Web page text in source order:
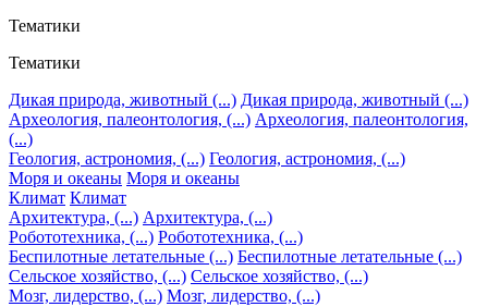
Тематики
Тематики
Дикая природа, животный (...) Дикая природа, животный (...)
Археология, палеонтология, (...) Археология, палеонтология,
(...)
Геология, астрономия, (...) Геология, астрономия, (...)
Моря и океаны Моря и океаны
Климат Климат
Архитектура, (...) Архитектура, (...)
Робототехника, (...) Робототехника, (...)
Беспилотные летательные (...) Беспилотные летательные (...)
Сельское хозяйство, (...) Сельское хозяйство, (...)
Мозг, лидерство, (...) Мозг, лидерство, (...)